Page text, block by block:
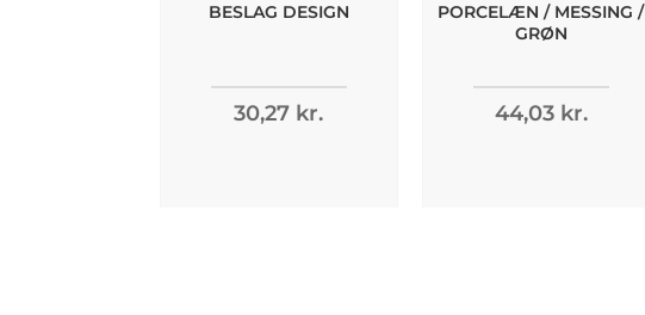
BESLAG DESIGN
30,27 kr.
PORCELÆN / MESSING /
GRØN
44,03 kr.